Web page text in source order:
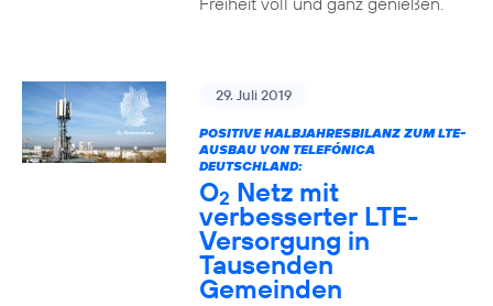
29. Juli 2019
POSITIVE HALBJAHRESBILANZ ZUM LTE-
AUSBAU VON TELEFÓNICA
DEUTSCHLAND:
O2 Netz mit
verbesserter LTE-
Versorgung in
Tausenden
Gemeinden